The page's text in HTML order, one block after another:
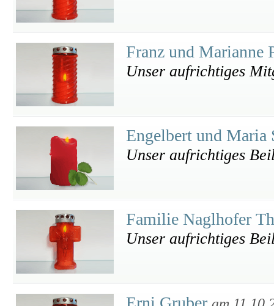
Franz und Marianne
Unser aufrichtiges
Engelbert und
Unser aufrichtiges
Familie Naglhofer
Unser aufrichtiges